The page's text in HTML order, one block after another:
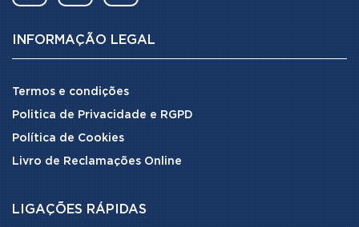
INFORMAÇÃO LEGAL
Termos e condições
Politica de Privacidade e RGPD
Política de Cookies
Livro de Reclamações Online
LIGAÇÕES RÁPIDAS